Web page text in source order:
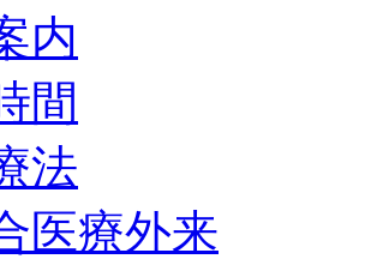
内
間
法
医療外来